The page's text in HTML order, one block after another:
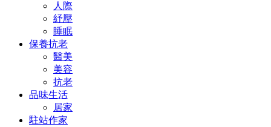
人際
紓壓
睡眠
保養抗老
醫美
美容
抗老
品味生活
居家
駐站作家